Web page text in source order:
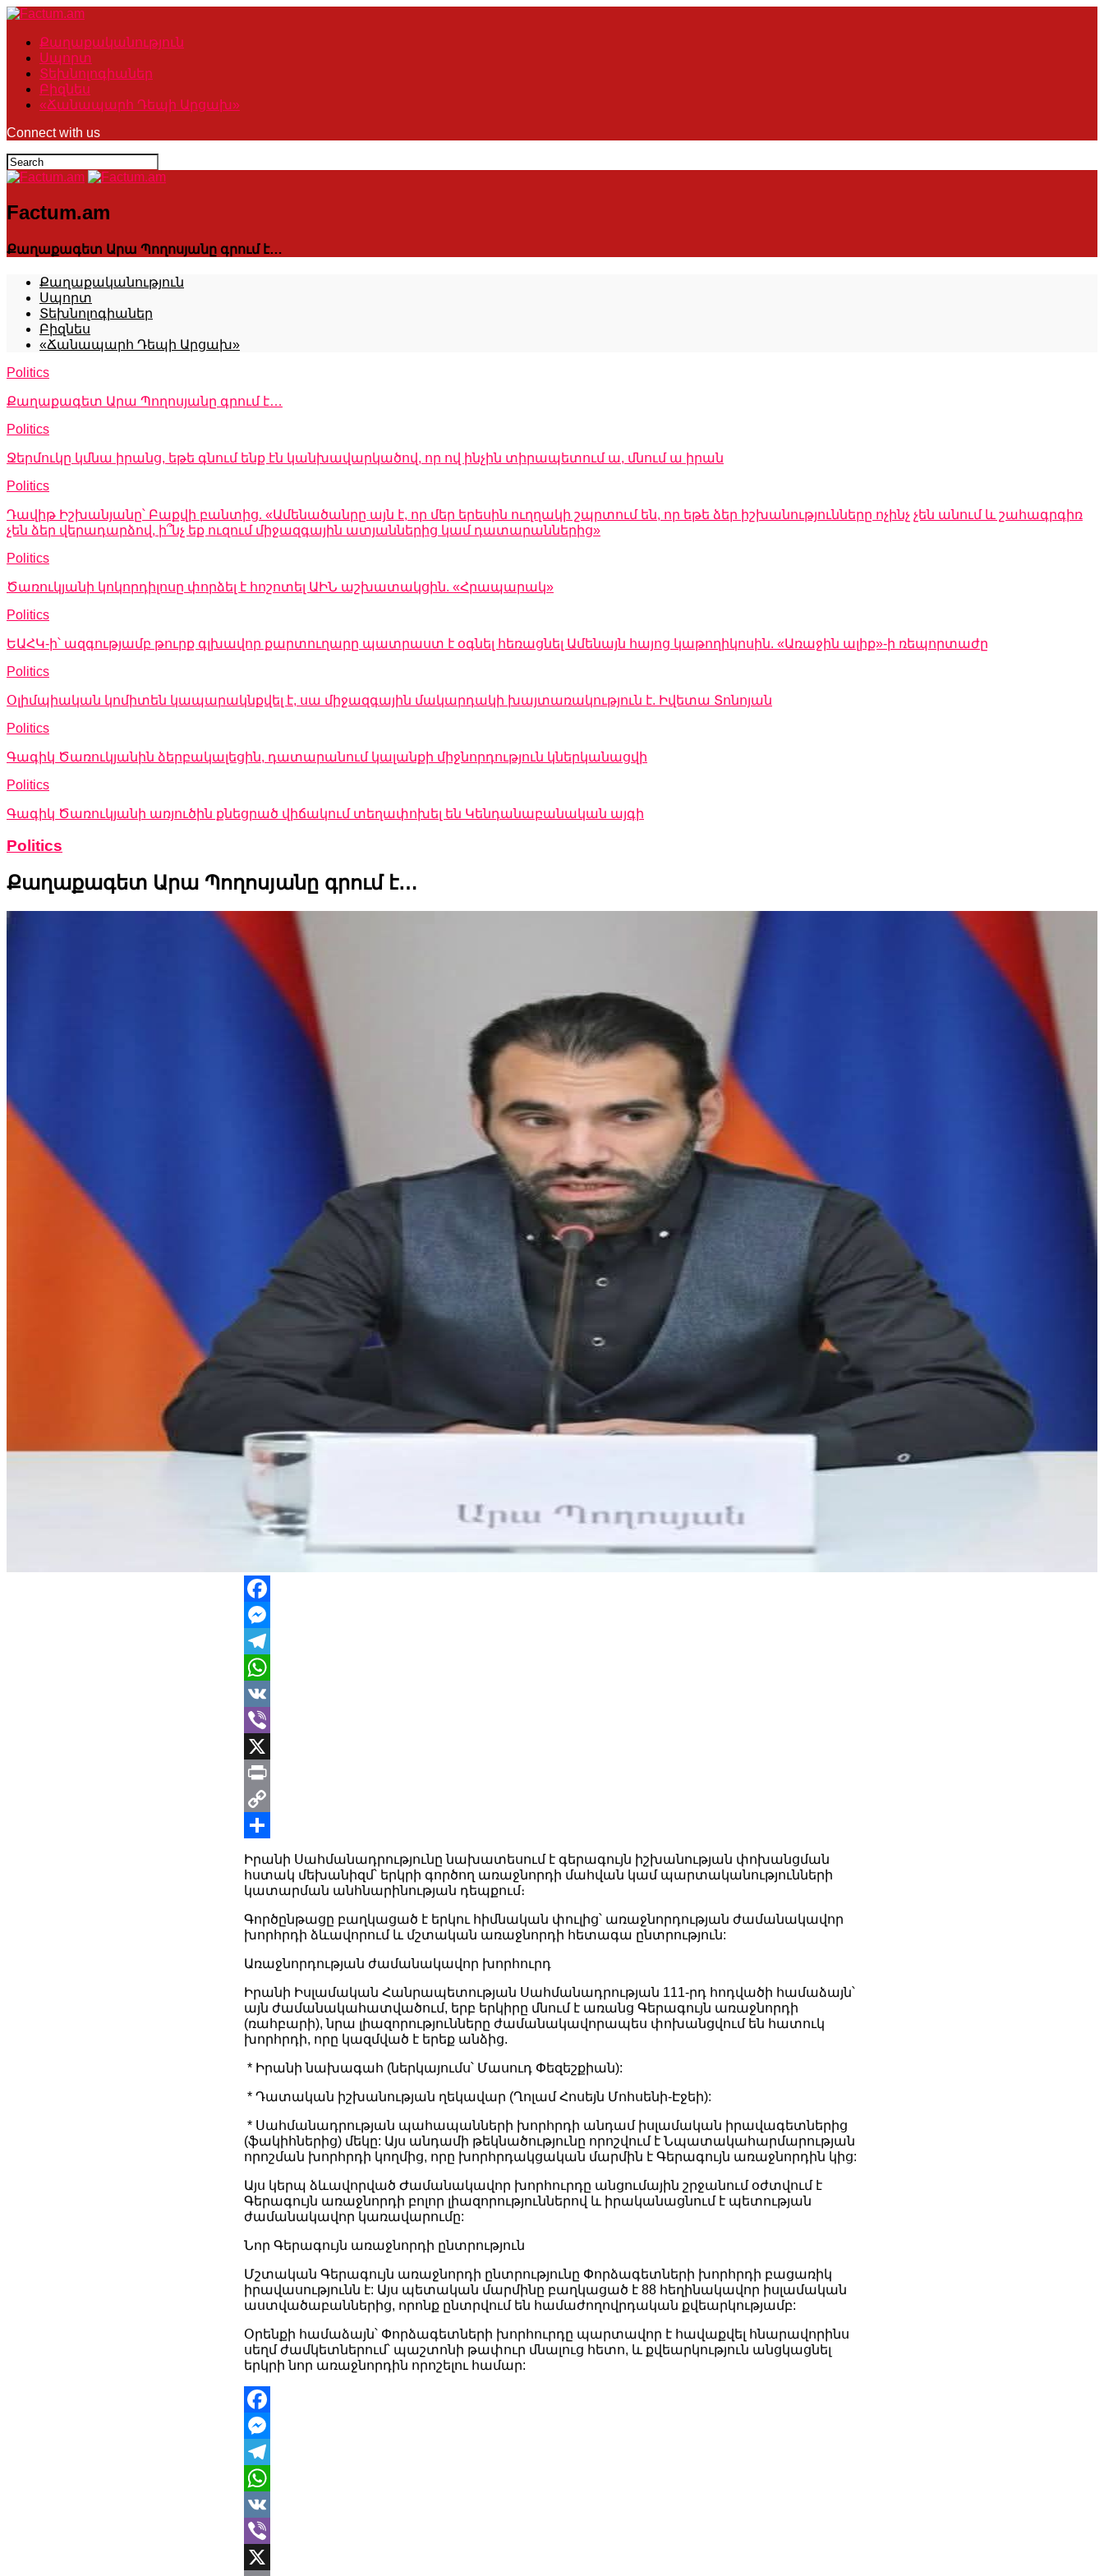
Քաղաքականություն
Սպորտ
Տեխնոլոգիաներ
Բիզնես
«Ճանապարհ Դեպի Արցախ»
Connect with us
Factum.am
Քաղաքագետ Արա Պողոսյանը գրում է…
Քաղաքականություն
Սպորտ
Տեխնոլոգիաներ
Բիզնես
«Ճանապարհ Դեպի Արցախ»
Politics
Քաղաքագետ Արա Պողոսյանը գրում է…
Politics
Ջերմուկը կմնա իրանց, եթե գնում ենք էն կանխավարկածով, որ ով ինչին տիրապետում ա, մնում ա իրան
Politics
Դավիթ Իշխանյանը՝ Բաքվի բանտից. «Ամենածանրը այն է, որ մեր երեսին ուղղակի շպրտում են, որ եթե ձեր իշխանությունները ոչինչ չեն անում և շահագրգիռ
չեն ձեր վերադարձով, ի՞նչ եք ուզում միջազգային ատյաններից կամ դատարաններից»
Politics
Ծառուկյանի կոկորդիլոսը փորձել է հոշոտել ԱԻՆ աշխատակցին. «Հրապարակ»
Politics
ԵԱՀԿ-ի՝ ազգությամբ թուրք գլխավոր քարտուղարը պատրաստ է օգնել հեռացնել Ամենայն հայոց կաթողիկոսին. «Առաջին ալիք»-ի ռեպորտաժը
Politics
Օլիմպիական կոմիտեն կապարակնքվել է, սա միջազգային մակարդակի խայտառակություն է. Իվետա Տոնոյան
Politics
Գագիկ Ծառուկյանին ձերբակալեցին, դատարանում կալանքի միջնորդություն կներկանացվի
Politics
Գագիկ Ծառուկյանի առյուծին քնեցրած վիճակում տեղափոխել են Կենդանաբանական այգի
Politics
Քաղաքագետ Արա Պողոսյանը գրում է…
Facebook
Messenger
Telegram
WhatsApp
VK
Viber
X
Print
Copy
Link
Share
Իրանի Սահմանադրությունը նախատեսում է գերագույն իշխանության փոխանցման
հստակ մեխանիզմ՝ երկրի գործող առաջնորդի մահվան կամ պարտականությունների
կատարման անհնարինության դեպքում։
Գործընթացը բաղկացած է երկու հիմնական փուլից՝ առաջնորդության ժամանակավոր
խորհրդի ձևավորում և մշտական առաջնորդի հետագա ընտրություն:
Առաջնորդության ժամանակավոր խորհուրդ
Իրանի Իսլամական Հանրապետության Սահմանադրության 111-րդ հոդվածի համաձայն՝
այն ժամանակահատվածում, երբ երկիրը մնում է առանց Գերագույն առաջնորդի
(ռահբարի), նրա լիազորությունները ժամանակավորապես փոխանցվում են հատուկ
խորհրդի, որը կազմված է երեք անձից.
* Իրանի նախագահ (ներկայումս՝ Մասուդ Փեզեշքիան):
* Դատական իշխանության ղեկավար (Ղոլամ Հոսեյն Մոհսենի-Էջեի):
* Սահմանադրության պահապանների խորհրդի անդամ իսլամական իրավագետներից
(ֆակիհներից) մեկը: Այս անդամի թեկնածությունը որոշվում է Նպատակահարմարության
որոշման խորհրդի կողմից, որը խորհրդակցական մարմին է Գերագույն առաջնորդին կից:
Այս կերպ ձևավորված Ժամանակավոր խորհուրդը անցումային շրջանում օժտվում է
Գերագույն առաջնորդի բոլոր լիազորություններով և իրականացնում է պետության
ժամանակավոր կառավարումը:
Նոր Գերագույն առաջնորդի ընտրություն
Մշտական Գերագույն առաջնորդի ընտրությունը Փորձագետների խորհրդի բացառիկ
իրավասությունն է: Այս պետական մարմինը բաղկացած է 88 հեղինակավոր իսլամական
աստվածաբաններից, որոնք ընտրվում են համաժողովրդական քվեարկությամբ:
Օրենքի համաձայն՝ Փորձագետների խորհուրդը պարտավոր է հավաքվել հնարավորինս
սեղմ ժամկետներում՝ պաշտոնի թափուր մնալուց հետո, և քվեարկություն անցկացնել
երկրի նոր առաջնորդին որոշելու համար:
Facebook
Messenger
Telegram
WhatsApp
VK
Viber